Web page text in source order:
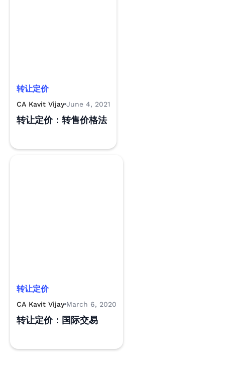
转让定价
CA Kavit Vijay June 4, 2021
转让定价：转售价格法
转让定价
CA Kavit Vijay March 6, 2020
转让定价：国际交易